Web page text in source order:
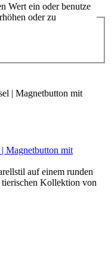
Wert ein oder benutze
oder zu
Magnetbutton mit
auf einem runden
Kollektion von